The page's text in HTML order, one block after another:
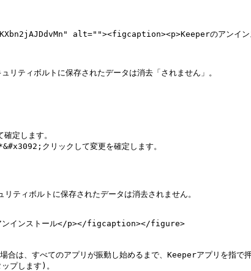
alt=""><figcaption><p>Keeperのアンイ
ティボルトに保存されたデータは消去「されません」。
定します。
クリックして変更を確定します。
ティボルトに保存されたデータは消去されません。
インストール</p></figcaption></figure>
べてのアプリが振動し始めるまで、Keeperアプリを指で押
プします)。